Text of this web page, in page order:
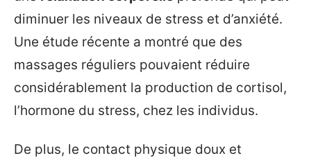
diminuer les niveaux de stress et d’anxiété.
Une étude récente a montré que des
massages réguliers pouvaient réduire
considérablement la production de cortisol,
l’hormone du stress, chez les individus.
De plus, le contact physique doux et